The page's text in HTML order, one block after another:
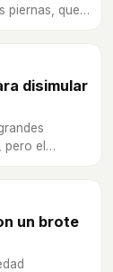
piernas, que
disimular
pero el
un brote